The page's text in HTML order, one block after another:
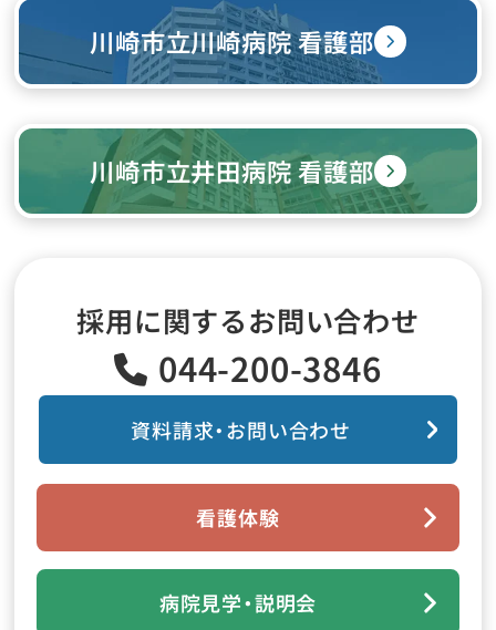
川崎市立川崎病院 看護部
川崎市立井田病院 看護部
採用に関するお問い合わせ
044-200-3846
資料請求・お問い合わせ
看護体験
病院見学・説明会